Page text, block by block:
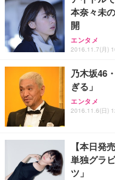
本奈々未
開
エンタメ
2016.11.7(月)
乃木坂46
ぎる」
エンタメ
2016.11.6(日)
【本日発
単独グラ
ツ」